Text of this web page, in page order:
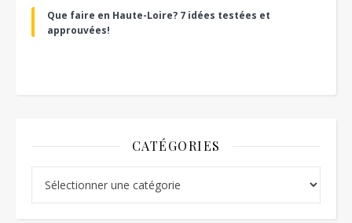
Que faire en Haute-Loire? 7 idées testées et
approuvées!
CATÉGORIES